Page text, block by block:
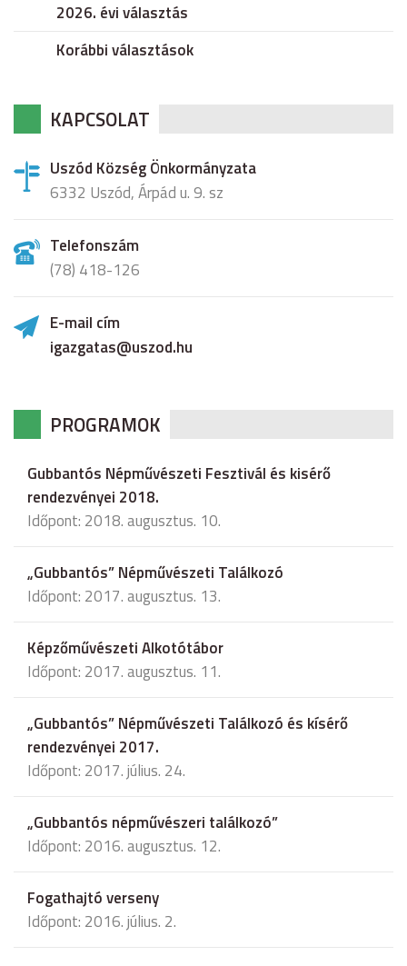
2026. évi választás
Korábbi választások
KAPCSOLAT
Uszód Község Önkormányzata
6332 Uszód, Árpád u. 9. sz
Telefonszám
(78) 418-126
E-mail cím
igazgatas@uszod.hu
PROGRAMOK
Gubbantós Népművészeti Fesztivál és kisérő
rendezvényei 2018.
Időpont: 2018. augusztus. 10.
„Gubbantós” Népművészeti Találkozó
Időpont: 2017. augusztus. 13.
Képzőművészeti Alkotótábor
Időpont: 2017. augusztus. 11.
„Gubbantós” Népművészeti Találkozó és kísérő
rendezvényei 2017.
Időpont: 2017. július. 24.
„Gubbantós népművészeri találkozó”
Időpont: 2016. augusztus. 12.
Fogathajtó verseny
Időpont: 2016. július. 2.